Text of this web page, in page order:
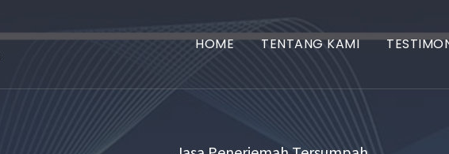
HOME TENTANG KAMI